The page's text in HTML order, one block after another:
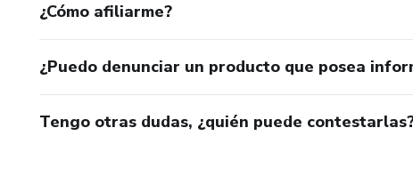
¿Cómo afiliarme?
¿Puedo denunciar un producto que posea
Tengo otras dudas, ¿quién puede